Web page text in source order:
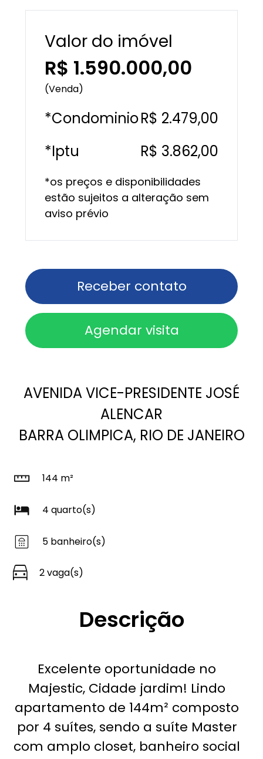
Valor do imóvel
R$ 1.590.000,00
(Venda)
*CondominioR$ 2.479,00
*Iptu
R$ 3.862,00
*os preços e disponibilidades
estão sujeitos a alteração sem
aviso prévio
Receber contato
Agendar visita
AVENIDA VICE-PRESIDENTE JOSÉ
ALENCAR
BARRA OLIMPICA, RIO DE JANEIRO
144 m²
4 quarto(s)
5 banheiro(s)
2 vaga(s)
Descrição
Excelente oportunidade no
Majestic, Cidade jardim! Lindo
apartamento de 144m² composto
por 4 suítes, sendo a suíte Master
com amplo closet, banheiro social